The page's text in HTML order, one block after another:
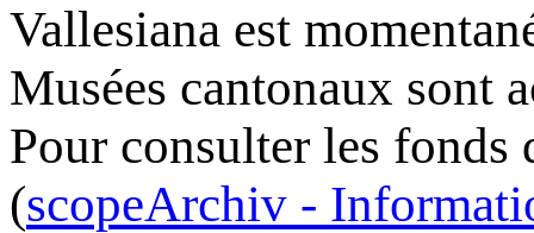
Vallesiana est
Musées cantonaux sont
Pour consulter les fonds
(scopeArchiv -